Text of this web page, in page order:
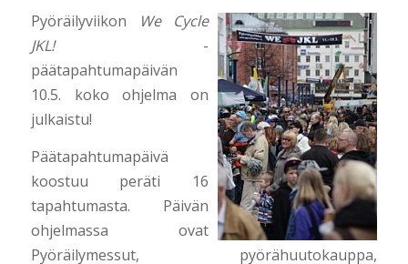
Pyöräilyviikon
We Cycle
JKL!-
päätapahtumapäivän
10.5. koko ohjelma on
julkaistu!
Päätapahtumapäivä
koostuu peräti 16
tapahtumasta. Päivän
ohjelmassa ovat
Pyöräilymessut, pyörähuutokauppa,